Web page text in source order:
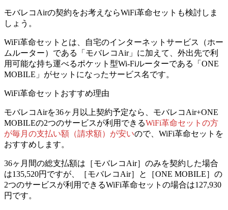
モバレコAirの契約をお考えならWiFi革命セットも検討しま
しょう。
WiFi革命セットとは、自宅のインターネットサービス（ホー
ムルーター）である「モバレコAir」に加えて、外出先で利
用可能な持ち運べるポケット型Wi-Fiルーターである「ONE
MOBILE」がセットになったサービス名です。
WiFi革命セットおすすめ理由
モバレコAirを36ヶ月以上契約予定なら、 モバレコAir+ONE
MOBILEの2つのサービスが利用できるWiFi革命セットの方
が毎月の支払い額（請求額）が安いので、WiFi革命セットを
おすすめします。
36ヶ月間の総支払額は［モバレコAir］のみを契約した場合
は135,520円ですが、［モバレコAir］と［ONE MOBILE］の
2つのサービスが利用できるWiFi革命セットの場合は127,930
円です。